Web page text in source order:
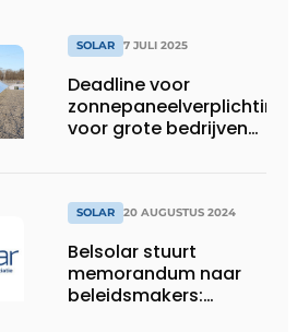
SOLAR 7 JULI 2025
Deadline voor
zonnepaneelverplichting
voor grote bedrijven
SOLAR 20 AUGUSTUS 2024
Belsolar stuurt
memorandum naar
beleidsmakers: